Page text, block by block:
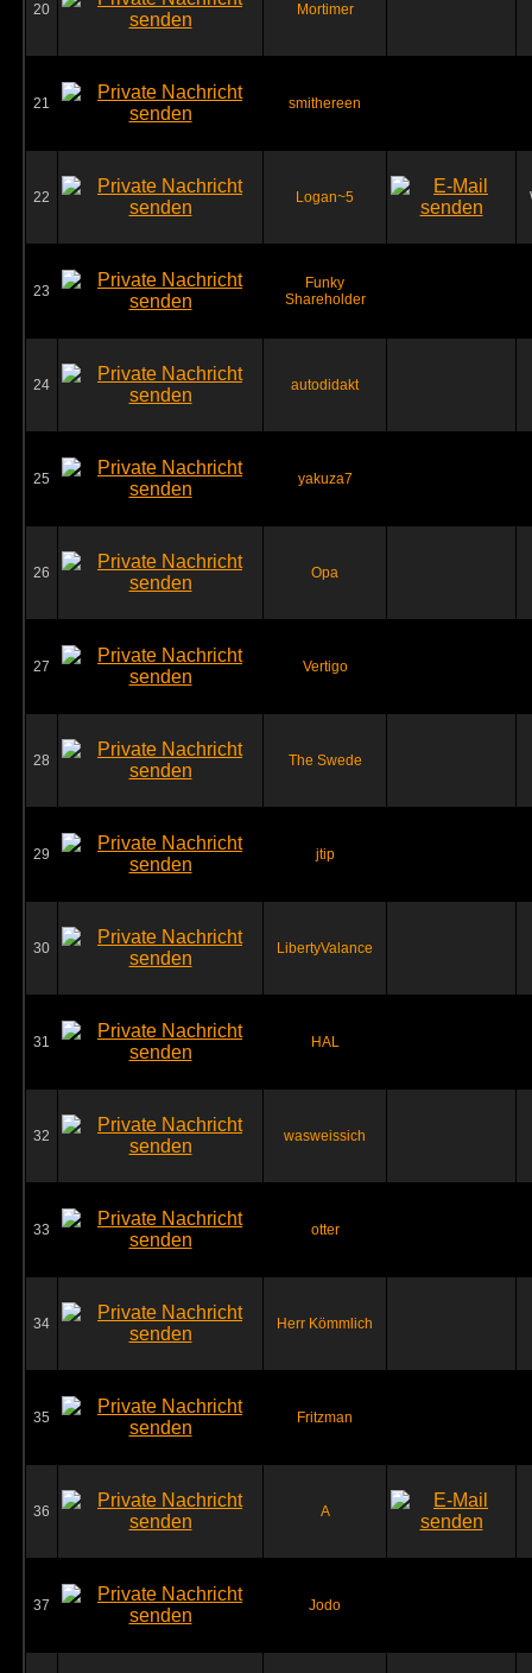
20 Mortimer
21 smithereen
22 Logan~5
23
Funky
Shareholder
24 autodidakt
25 yakuza7
26 Opa
27 Vertigo
28 The Swede
29 jtip
30 LibertyValance
31 HAL
32 wasweissich
33 otter
34 Herr Kömmlich
35 Fritzman
36 A
37 Jodo